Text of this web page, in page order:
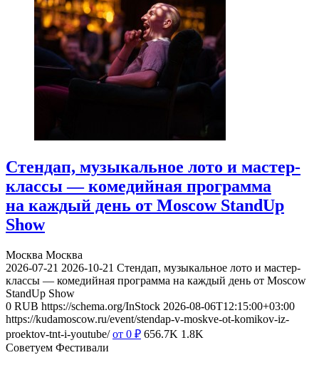
Стендап, музыкальное лото и мастер-
классы — комедийная программа
на каждый день от Moscow StandUp
Show
Москва Москва
2026-07-21 2026-10-21 Стендап, музыкальное лото и мастер-
классы — комедийная программа на каждый день от Moscow
StandUp Show
0 RUB https://schema.org/InStock 2026-08-06T12:15:00+03:00
https://kudamoscow.ru/event/stendap-v-moskve-ot-komikov-iz-
proektov-tnt-i-youtube/ от 0 ₽ 656.7K 1.8K
Советуем Фестивали